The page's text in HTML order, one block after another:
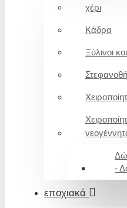
χέρι
Κάδρα
Ξύλινοι
-
εποχιακά